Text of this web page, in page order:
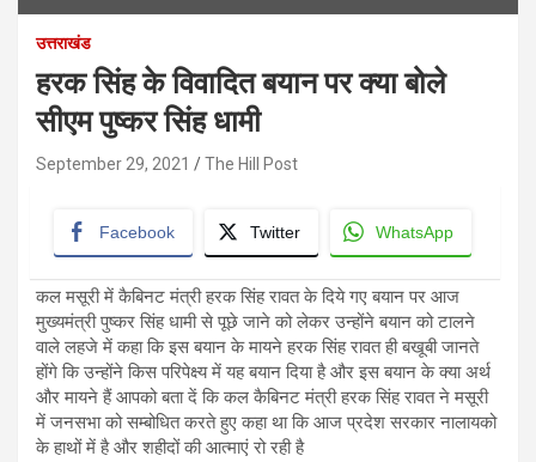
उत्तराखंड
हरक सिंह के विवादित बयान पर क्या बोले
सीएम पुष्कर सिंह धामी
September 29, 2021 The Hill Post
Facebook Twitter WhatsApp
कल मसूरी में कैबिनट मंत्री हरक सिंह रावत के दिये गए बयान पर आज
मुख्यमंत्री पुष्कर सिंह धामी से पूछे जाने को लेकर उन्होंने बयान को टालने
वाले लहजे में कहा कि इस बयान के मायने हरक सिंह रावत ही बखूबी जानते
होंगे कि उन्होंने किस परिपेक्ष्य में यह बयान दिया है और इस बयान के क्या अर्थ
और मायने हैं आपको बता दें कि कल कैबिनट मंत्री हरक सिंह रावत ने मसूरी
में जनसभा को सम्बोधित करते हुए कहा था कि आज प्रदेश सरकार नालायको
के हाथों में है और शहीदों की आत्माएं रो रही है